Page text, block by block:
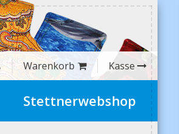
Warenkorb Kasse
Stettnerwebshop